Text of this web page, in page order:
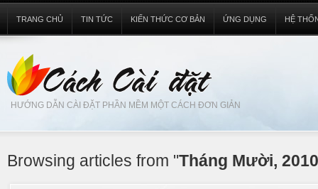
HƯỚNG DẪN CÀI ĐẶT PHẦN MỀM MỘT CÁCH ĐƠN GIẢN
TRANG CHỦ TIN TỨC KIẾN THỨC CƠ BẢN ỨNG DỤNG HỆ
Browsing articles from "Tháng Mười, 2010